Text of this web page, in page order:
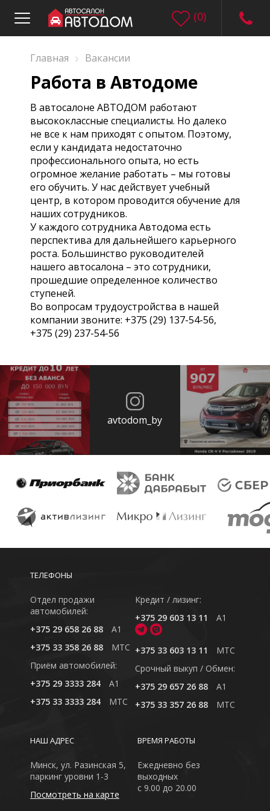
(0)
Главная › Вакансии
Работа в Автодоме
В автосалоне АВТОДОМ работают
высококлассные специалисты. Но далеко
не все к нам приходят с опытом. Поэтому,
если у кандидата недостаточно
профессионального опыта, но есть
огромное желание работать – мы готовы
его обучить. У нас действует учебный
центр, в котором проводится обучение для
наших сотрудников.
У каждого сотрудника Автодома есть
перспектива для дальнейшего карьерного
роста. Большинство руководителей
нашего автосалонa – это сотрудники,
прошедшие определенное количество
ступеней.
Во вопросам трудоустройства в нашей
компании звоните: +375 (29) 137-54-56,
+375 (29) 237-54-56
avtodom_by
ТЕЛЕФОНЫ
Отдел продажи
автомобилей:
+375 29 658 26 88
A1
+375 33 358 26 88
MTC
Приём автомобилей:
+375 29 3333 284
A1
+375 33 3333 284
MTC
Кредит / лизинг:
+375 29 603 13 11
A1
+375 33 603 13 11
MTC
Cрочный выкуп / Обмен:
+375 29 657 26 88
A1
+375 33 357 26 88
MTC
ВРЕМЯ РАБОТЫ
Ежедневно без
выходных
с 9.00 до 20.00
НАШ АДРЕС
Минск, ул. Разинская 5,
паркинг уровни 1-3
Посмотреть на карте